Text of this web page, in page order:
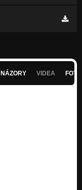
NÁZORY VIDEA